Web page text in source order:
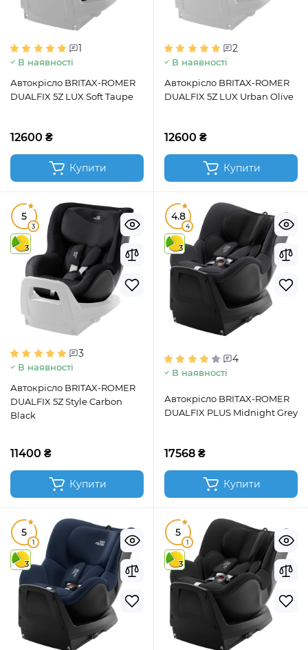
1
В наявності
Автокрісло BRITAX-ROMER
DUALFIX 5Z LUX Soft Taupe
12600 ₴
Купити
2
В наявності
Автокрісло BRITAX-ROMER
DUALFIX 5Z LUX Urban Olive
12600 ₴
Купити
5
3
3
3
В наявності
Автокрісло BRITAX-ROMER
DUALFIX 5Z Style Carbon
Black
11400 ₴
Купити
4.8
4
3
4
В наявності
Автокрісло BRITAX-ROMER
DUALFIX PLUS Midnight Grey
17568 ₴
Купити
5
1
3
5
1
3